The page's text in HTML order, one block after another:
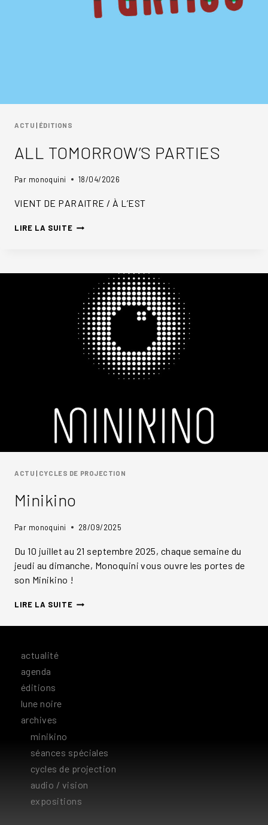
ACTU ÉDITIONS
ALL TOMORROW’S PARTIES
Par monoquini 18/04/2026
VIENT DE PARAITRE / À L’EST
LIRE LA SUITEALL
ACTU | CYCLES DE PROJECTION
Minikino
Par monoquini 28/09/2025
Du 10 juillet au 21 septembre 2025, chaque semaine du
jeudi au dimanche, Monoquini vous ouvre les portes de
son Minikino !
LIRE LA SUITEMINIKINO
actualité
agenda
éditions
lune noire
archives
minikino
séances spéciales
cycles de projection
audio / vision
expositions